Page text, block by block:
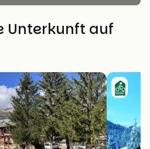
Unterkunft auf